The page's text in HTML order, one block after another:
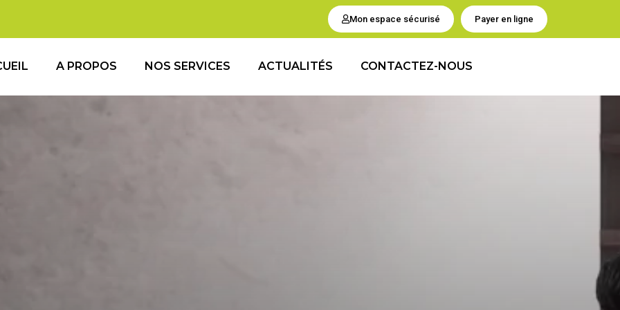
Mon espace sécurisé Payer en ligne
A PROPOS NOS SERVICES ACTUALITÉS CONTACTEZ-NOUS